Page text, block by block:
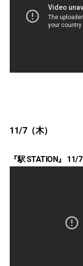
11/7（木）
『駅 STATION』 11/